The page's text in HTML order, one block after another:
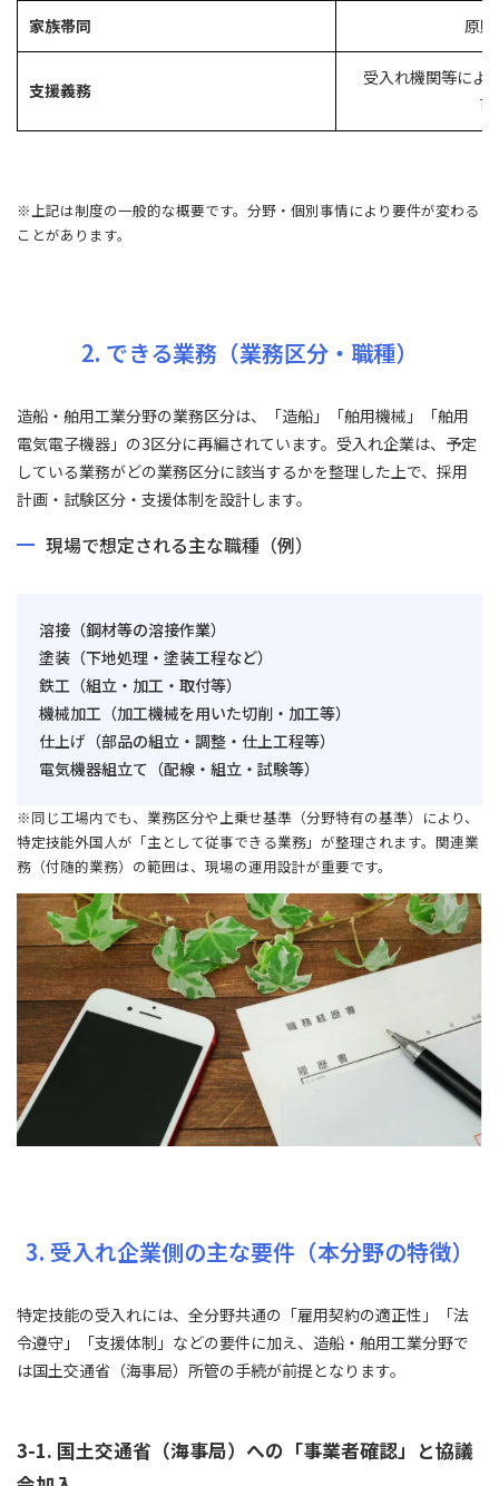
家族帯同 原
支援義務
受入れ機関等によ
※上記は制度の一般的な概要です。分野・個別事情により要件が変わる
ことがあります。
2. できる業務（業務区分・職種）
造船・舶用工業分野の業務区分は、「造船」「舶用機械」「舶用
電気電子機器」の3区分に再編されています。受入れ企業は、予定
している業務がどの業務区分に該当するかを整理した上で、採用
計画・試験区分・支援体制を設計します。
現場で想定される主な職種（例）
溶接（鋼材等の溶接作業）
塗装（下地処理・塗装工程など）
鉄工（組立・加工・取付等）
機械加工（加工機械を用いた切削・加工等）
仕上げ（部品の組立・調整・仕上工程等）
電気機器組立て（配線・組立・試験等）
※同じ工場内でも、業務区分や上乗せ基準（分野特有の基準）により、
特定技能外国人が「主として従事できる業務」が整理されます。関連業
務（付随的業務）の範囲は、現場の運用設計が重要です。
3. 受入れ企業側の主な要件（本分野の特徴）
特定技能の受入れには、全分野共通の「雇用契約の適正性」「法
令遵守」「支援体制」などの要件に加え、造船・舶用工業分野で
は国土交通省（海事局）所管の手続が前提となります。
3-1. 国土交通省（海事局）への「事業者確認」と協議